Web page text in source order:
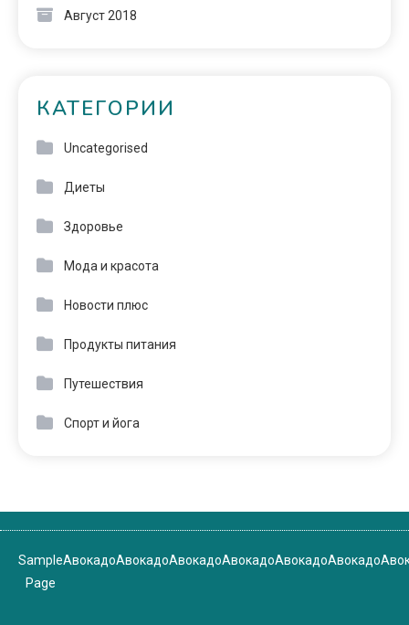
Август 2018
КАТЕГОРИИ
Uncategorised
Диеты
Здоровье
Мода и красота
Новости плюс
Продукты питания
Путешествия
Спорт и йога
Sample
Page
АвокадоАвокадоАвокадоАвокадоАвокадоАвокадо